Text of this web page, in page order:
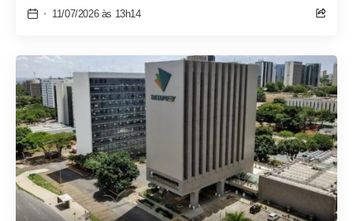
11/07/2026 às 13h14